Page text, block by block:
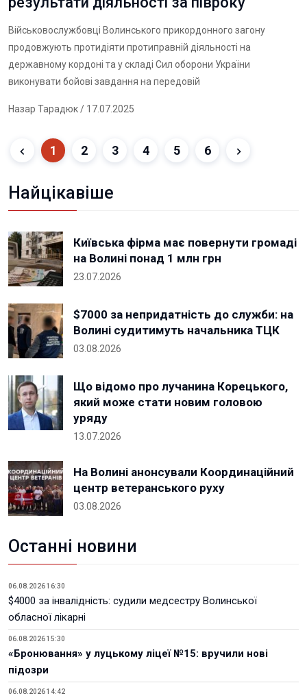
Військовослужбовці Волинського прикордонного загону
продовжують протидіяти протиправній діяльності на
державному кордоні та у складі Сил оборони України
виконувати бойові завдання на передовій
Назар Тарадюк/ 17.07.2025
1 2 3 4 5 6
Найцікавіше
Київська фірма має повернути громаді
на Волині понад 1 млн грн
23.07.2026
$7000 за непридатність до служби: на
Волині судитимуть начальника ТЦК
03.08.2026
Що відомо про лучанина Корецького,
який може стати новим головою
уряду
13.07.2026
На Волині анонсували Координаційний
центр ветеранського руху
03.08.2026
Останні новини
06.08.2026 16:30
$4000 за інвалідність: судили медсестру Волинської
обласної лікарні
06.08.2026 15:30
«Бронювання» у луцькому ліцеї №15: вручили нові
підозри
06.08.2026 14:42